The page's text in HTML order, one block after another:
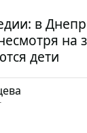
в
на
дети